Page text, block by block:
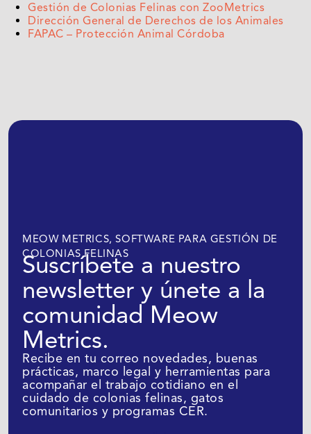
Gestión de Colonias Felinas con ZooMetrics
Dirección General de Derechos de los Animales
FAPAC – Protección Animal Córdoba
MEOW METRICS, SOFTWARE PARA GESTIÓN DE
COLONIAS FELINAS
Suscríbete a nuestro
newsletter y únete a la
comunidad Meow
Metrics.
Recibe en tu correo novedades, buenas
prácticas, marco legal y herramientas para
acompañar el trabajo cotidiano en el
cuidado de colonias felinas, gatos
comunitarios y programas CER.